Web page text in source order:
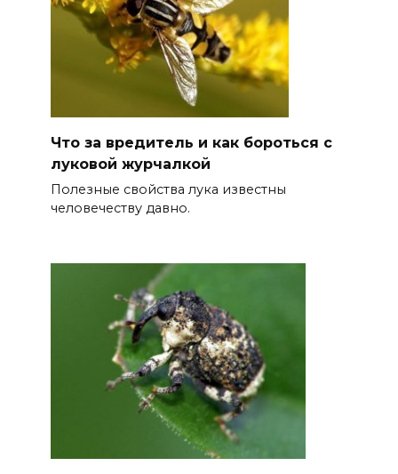
Что за вредитель и как бороться с
луковой журчалкой
Полезные свойства лука известны
человечеству давно.